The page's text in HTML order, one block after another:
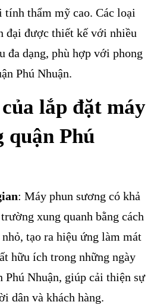
tính thẩm mỹ cao. Các loại
đại được thiết kế với nhiều
đa dạng, phù hợp với phong
Phú Nhuận.
lắp đặt máy
quận Phú
: Máy phun sương có khả
xung quanh bằng cách
tạo ra hiệu ứng làm mát
hữu ích trong những ngày
Phú Nhuận, giúp cải thiện sự
dân và khách hàng.